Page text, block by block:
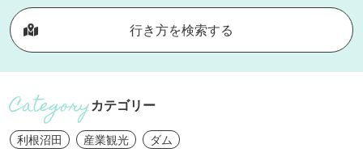
行き方を検索する
カテゴリー
利根沼田 産業観光 ダム